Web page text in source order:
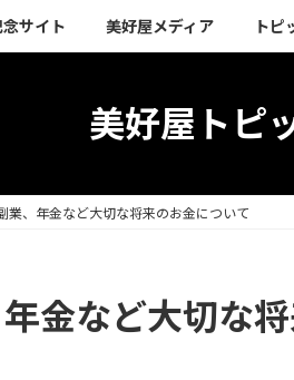
サイト 美好屋メディア トピ
美好屋トピ
業、年金など大切な将来のお金について
金など大切な